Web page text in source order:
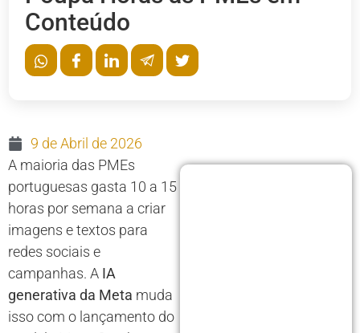
Conteúdo
9 de Abril de 2026
A maioria das PMEs
portuguesas gasta 10 a 15
horas por semana a criar
imagens e textos para
redes sociais e
campanhas. A IA
generativa da Meta muda
isso com o lançamento do